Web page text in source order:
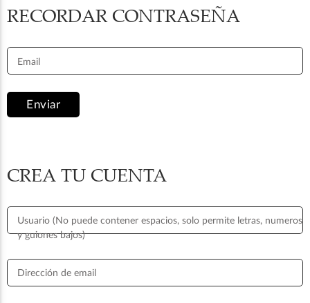
RECORDAR CONTRASEÑA
Email
Enviar
CREA TU CUENTA
Usuario (No puede contener espacios, solo permite letras, numeros
y guiones bajos)
Dirección de email